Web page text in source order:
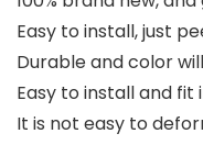
Easy to install, just
Durable and color
Easy to install and fit
It is not easy to